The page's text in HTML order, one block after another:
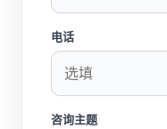
电话
咨询主题